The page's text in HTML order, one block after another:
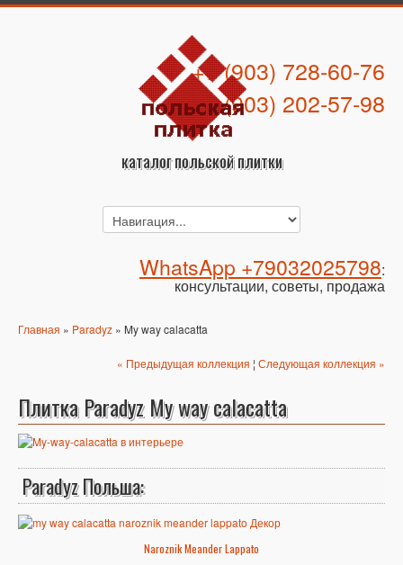
каталог польской плитки
+7 (903) 728-60-76
+7 (903) 202-57-98
WhatsApp +79032025798:
консультации, советы, продажа
Главная » Paradyz » My way calacatta
« Предыдущая коллекция ¦ Следующая коллекция »
Плитка Paradyz My way calacatta
Paradyz Польша:
Naroznik Meander Lappato